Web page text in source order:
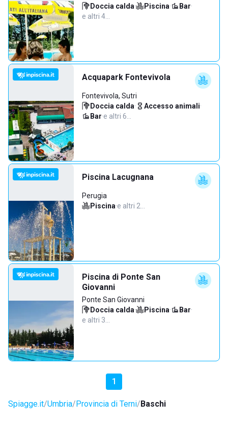
Doccia calda· Piscina· Bar·
e altri 4…
Acquapark Fontevivola
Fontevivola, Sutri
Doccia calda· Accesso animali·
Bar·e altri 6…
Piscina Lacugnana
Perugia
Piscina·e altri 2…
Piscina di Ponte San
Giovanni
Ponte San Giovanni
Doccia calda· Piscina· Bar·
e altri 3…
1
Spiagge.it Umbria Provincia di Terni Baschi